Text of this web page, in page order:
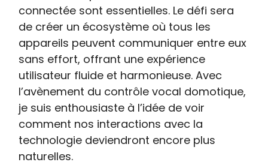
connectée sont essentielles. Le défi sera
de créer un écosystème où tous les
appareils peuvent communiquer entre eux
sans effort, offrant une expérience
utilisateur fluide et harmonieuse. Avec
l’avènement du contrôle vocal domotique,
je suis enthousiaste à l’idée de voir
comment nos interactions avec la
technologie deviendront encore plus
naturelles.